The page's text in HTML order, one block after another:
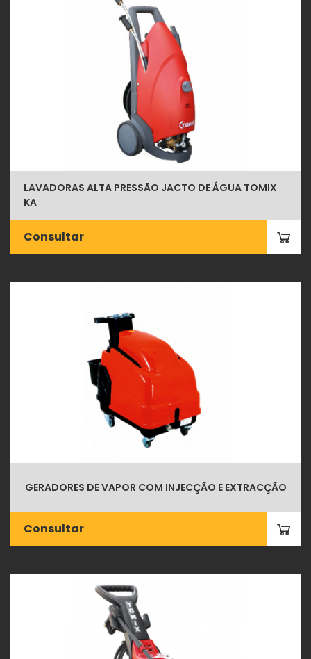
LAVADORAS ALTA PRESSÃO JACTO DE ÁGUA TOMIX
KA
Consultar
GERADORES DE VAPOR COM INJECÇÃO E EXTRACÇÃO
Consultar